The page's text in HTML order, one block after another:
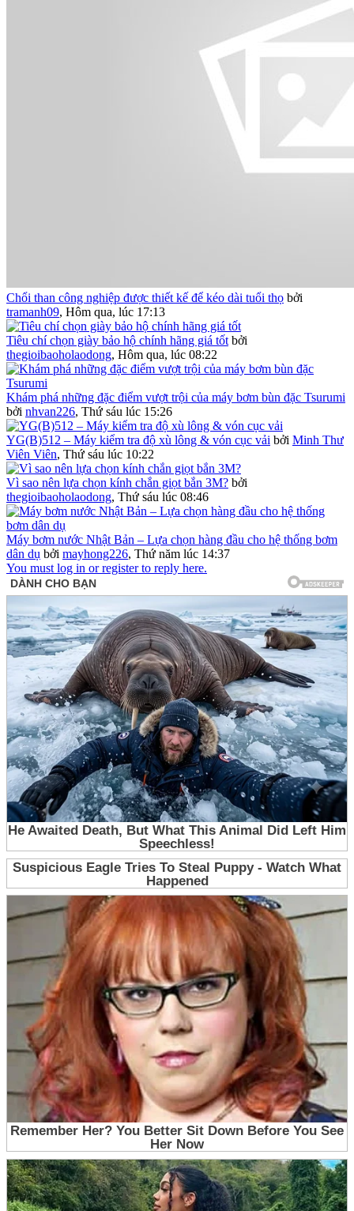
Chổi than công nghiệp được thiết kế để kéo dài tuổi thọ bởi
tramanh09, Hôm qua, lúc 17:13
Tiêu chí chọn giày bảo hộ chính hãng giá tốt bởi
thegioibaoholaodong, Hôm qua, lúc 08:22
Khám phá những đặc điểm vượt trội của máy bơm bùn đặc Tsurumi
bởi nhvan226, Thứ sáu lúc 15:26
YG(B)512 – Máy kiểm tra độ xù lông & vón cục vải bởi Minh Thư
Viên Viên, Thứ sáu lúc 10:22
Vì sao nên lựa chọn kính chắn giọt bắn 3M? bởi
thegioibaoholaodong, Thứ sáu lúc 08:46
Máy bơm nước Nhật Bản – Lựa chọn hàng đầu cho hệ thống bơm
dân dụ bởi mayhong226, Thứ năm lúc 14:37
You must log in or register to reply here.